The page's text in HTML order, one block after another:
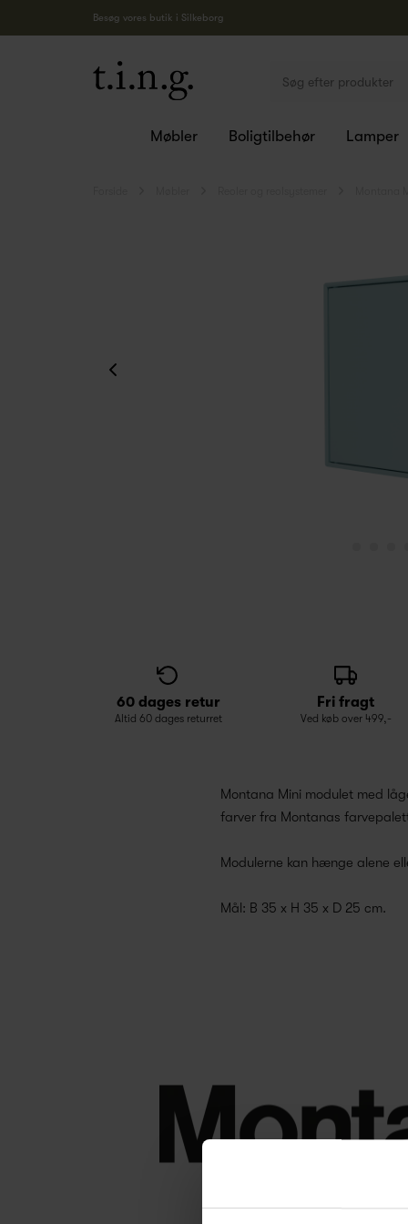
Besøg vores butik i Silkeborg
Møbler Boligtilbehør Lamper
60 dages retur
Altid 60 dages returret
Fri fragt
Ved køb over 499,-
Montana Mini modulet med
farver fra Montanas
Modulerne kan hænge alene
Mål: B 35 x H 35 x D 25 cm.